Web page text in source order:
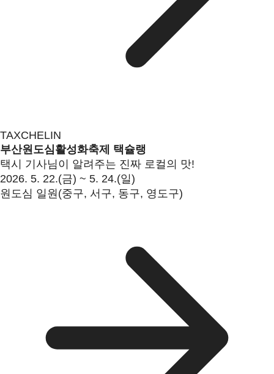
TAXCHELIN
부산원도심활성화축제 택슐랭
택시 기사님이 알려주는 진짜 로컬의 맛!
2026. 5. 22.(금) ~ 5. 24.(일)
원도심 일원(중구, 서구, 동구, 영도구)